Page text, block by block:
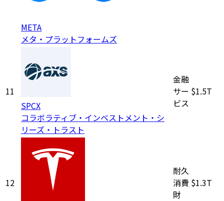
META
メタ・プラットフォームズ
11
SPCX
コラボラティブ・インベストメント・シ
リーズ・トラスト
金融
サー
ビス
$1.5T
12
耐久
消費
財
$1.3T